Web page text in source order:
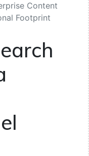
Content
Footprint